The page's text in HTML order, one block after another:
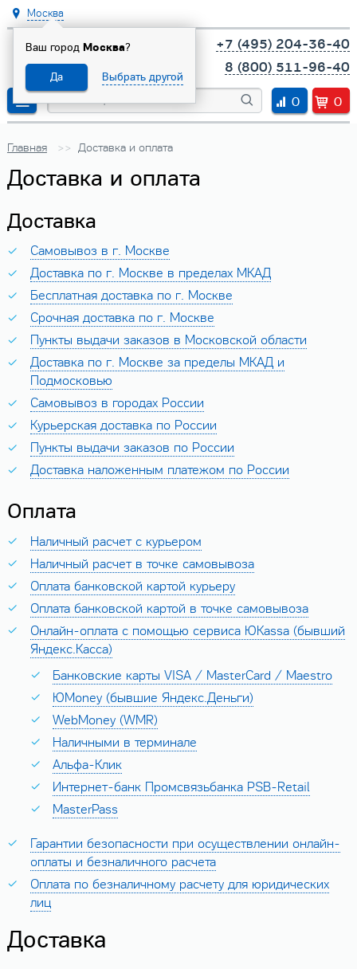
Москва
Ваш город Москва?
Да Выбрать другой
+7 (495) 204-36-40
8 (800) 511-96-40
0
0
Главная Доставка и оплата
Доставка и оплата
Доставка
Самовывоз в г. Москве
Доставка по г. Москве в пределах МКАД
Бесплатная доставка по г. Москве
Срочная доставка по г. Москве
Пункты выдачи заказов в Московской области
Доставка по г. Москве за пределы МКАД и
Подмосковью
Самовывоз в городах России
Курьерская доставка по России
Пункты выдачи заказов по России
Доставка наложенным платежом по России
Оплата
Наличный расчет с курьером
Наличный расчет в точке самовывоза
Оплата банковской картой курьеру
Оплата банковской картой в точке самовывоза
Онлайн-оплата с помощью сервиса ЮKassa (бывший
Яндекс.Касса)
Банковские карты VISA / MasterCard / Maestro
ЮMoney (бывшие Яндекс.Деньги)
WebMoney (WMR)
Наличными в терминале
Альфа-Клик
Интернет-банк Промсвязьбанка PSB-Retail
MasterPass
Гарантии безопасности при осуществлении онлайн-
оплаты и безналичного расчета
Оплата по безналичному расчету для юридических
лиц
Доставка